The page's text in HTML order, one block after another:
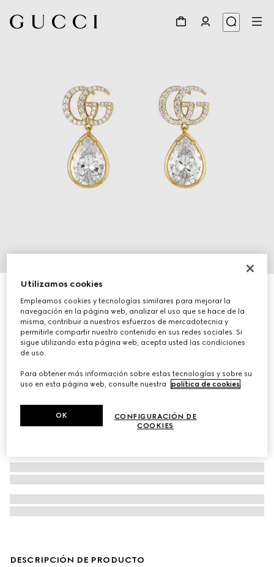
Pendientes largos GG Marmont con cristales
€ 550
DESCRIPCIÓN DE PRODUCTO
Utilizamos cookies
Empleamos cookies y tecnologías similares para mejorar la
navegación en la página web, analizar el uso que se hace de la
misma, contribuir a nuestros esfuerzos de mercadotecnia y
permitirle compartir nuestro contenido en sus redes sociales. Si
sigue utilizando esta página web, acepta usted las condiciones
de uso.
Para obtener más información sobre estas tecnologías y sobre su
uso en esta página web, consulte nuestra
política de cookies
CONFIGURACIÓN DE
COOKIES
OK